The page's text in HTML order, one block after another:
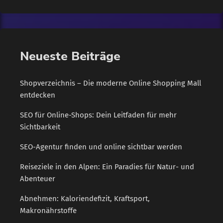
Neueste Beiträge
Shopverzeichnis – Die moderne Online Shopping Mall
entdecken
SEO für Online-Shops: Dein Leitfaden für mehr
Sichtbarkeit
SEO-Agentur finden und online sichtbar werden
Reiseziele in den Alpen: Ein Paradies für Natur- und
Abenteuer
Abnehmen: Kaloriendefizit, Kraftsport,
Makronährstoffe